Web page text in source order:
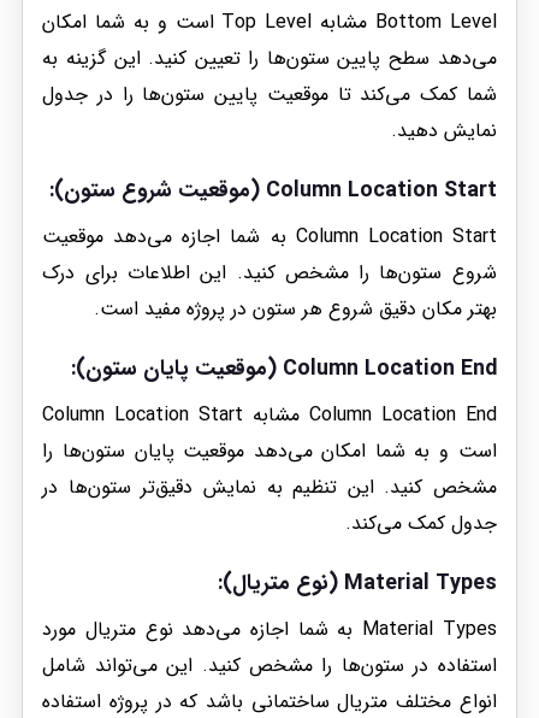
Bottom Level مشابه Top Level است و به شما امکان
می‌دهد سطح پایین ستون‌ها را تعیین کنید. این گزینه به
شما کمک می‌کند تا موقعیت پایین ستون‌ها را در جدول
نمایش دهید.
Column Location Start (موقعیت شروع ستون):
Column Location Start به شما اجازه می‌دهد موقعیت
شروع ستون‌ها را مشخص کنید. این اطلاعات برای درک
بهتر مکان دقیق شروع هر ستون در پروژه مفید است.
Column Location End (موقعیت پایان ستون):
Column Location End مشابه Column Location Start
است و به شما امکان می‌دهد موقعیت پایان ستون‌ها را
مشخص کنید. این تنظیم به نمایش دقیق‌تر ستون‌ها در
جدول کمک می‌کند.
Material Types (نوع متریال):
Material Types به شما اجازه می‌دهد نوع متریال مورد
استفاده در ستون‌ها را مشخص کنید. این می‌تواند شامل
انواع مختلف متریال ساختمانی باشد که در پروژه استفاده